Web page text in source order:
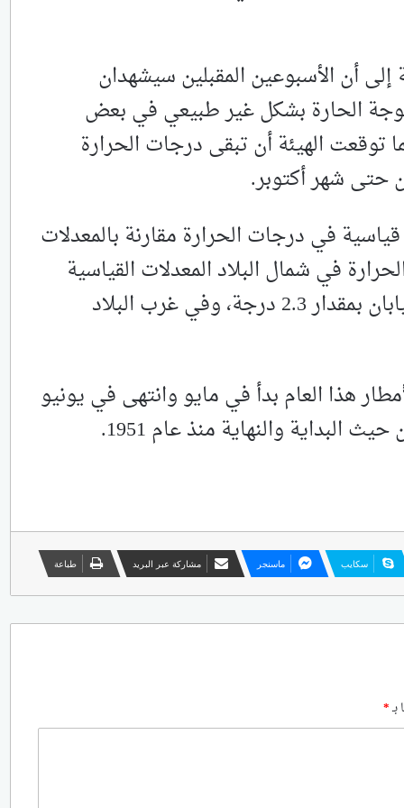
إلى أن الأسبوعين المقبلين سيشهدان
الحارة بشكل غير طبيعي في بعض
الهيئة أن تبقى درجات الحرارة
حتى شهر أكتوبر.
في درجات الحرارة مقارنة بالمعدلات
في شمال البلاد المعدلات القياسية
بمقدار 3.4 درجة مئوية، وفي شرق اليابان بمقدار 2.3 درجة، وفي غرب البلاد
هذا العام بدأ في مايو وانتهى في يونيو
البداية والنهاية منذ عام 1951.
سكايب ماسنجر مشاركة عبر البريد طباعة
*